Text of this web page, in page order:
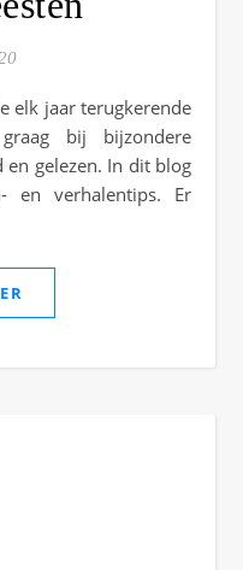
bij bijzondere
en gelezen. In dit blog
en verhalentips. Er